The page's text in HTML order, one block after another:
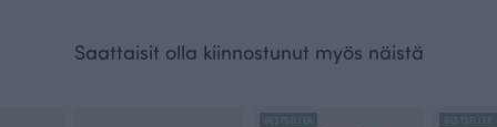
Saattaisit olla kiinnostunut myös näistä
BESTSELLER BESTSELLER